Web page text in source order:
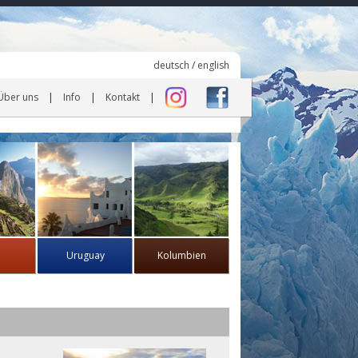
Kontakt
Info
uns
deutsch / english
Uruguay Kolumbien